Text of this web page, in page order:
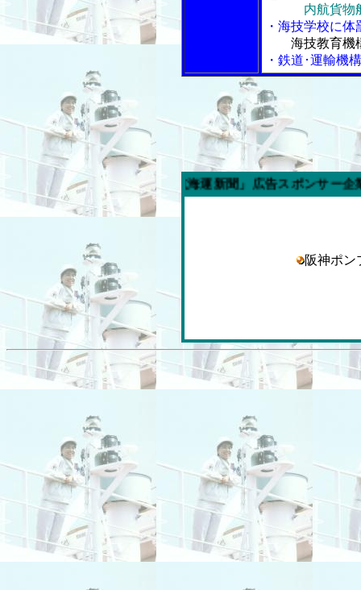
内航貨物
・海技学校に
海技教育機構
・鉄道･運輸機
今週の「内航海運新聞」広告スポンサー企業
阪神ポ